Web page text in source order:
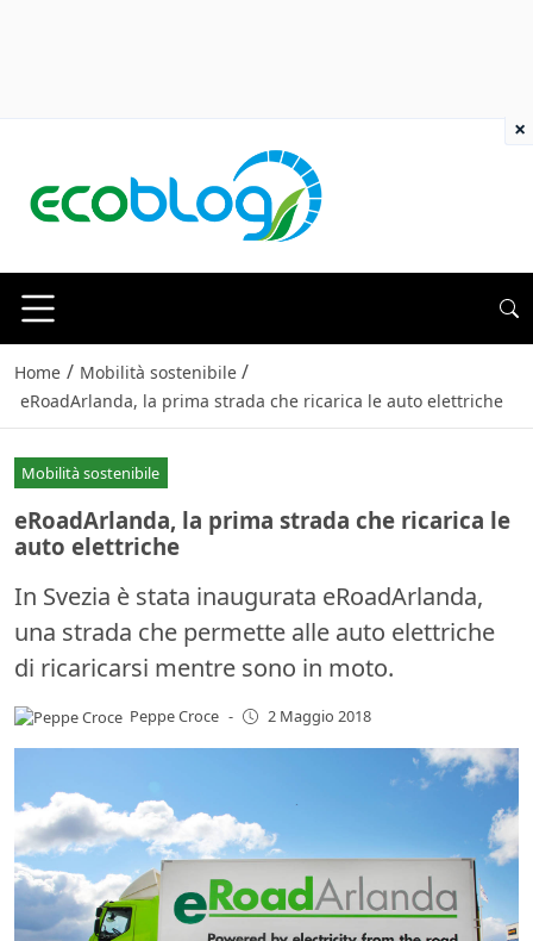
Home / Mobilità sostenibile /
eRoadArlanda, la prima strada che ricarica le auto elettriche
Mobilità sostenibile
eRoadArlanda, la prima strada che ricarica le
auto elettriche
In Svezia è stata inaugurata eRoadArlanda,
una strada che permette alle auto elettriche
di ricaricarsi mentre sono in moto.
Peppe Croce - 2 Maggio 2018
×